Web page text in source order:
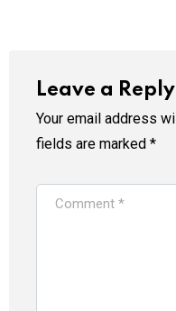
Leave a Reply
Your email address
fields are marked *